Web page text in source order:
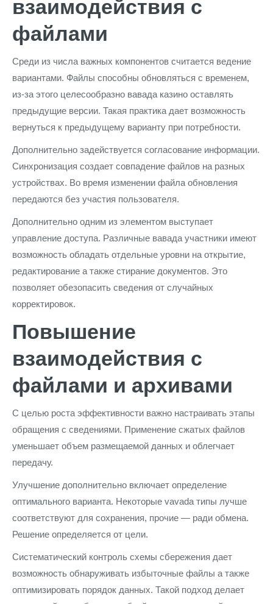
взаимодействия с
файлами
Среди из числа важных компонентов считается ведение
вариантами. Файлы способны обновляться с временем,
из-за этого целесообразно вавада казино оставлять
предыдущие версии. Такая практика дает возможность
вернуться к предыдущему варианту при потребности.
Дополнительно задействуется согласование информации.
Синхронизация создает совпадение файлов на разных
устройствах. Во время изменении файла обновления
передаются без участия пользователя.
Дополнительно одним из элементом выступает
управление доступа. Различные вавада участники имеют
возможность обладать отдельные уровни на открытие,
редактирование а также стирание документов. Это
позволяет обезопасить сведения от случайных
корректировок.
Повышение
взаимодействия с
файлами и архивами
С целью роста эффективности важно настраивать этапы
обращения с сведениями. Применение сжатых файлов
уменьшает объем размещаемой данных и облегчает
передачу.
Улучшение дополнительно включает определение
оптимального варианта. Некоторые vavada типы лучше
соответствуют для сохранения, прочие — ради обмена.
Решение определяется от цели.
Систематический контроль схемы сбережения дает
возможность обнаруживать избыточные файлы а также
оптимизировать порядок данных. Такой подход делает